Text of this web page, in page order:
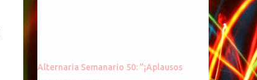
Alternaria Semanario 50: "¡Aplausos